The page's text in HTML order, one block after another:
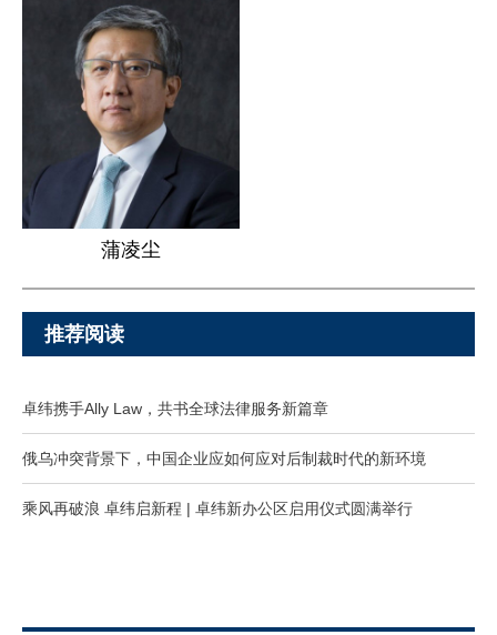
蒲凌尘
推荐阅读
卓纬携手Ally Law，共书全球法律服务新篇章
俄乌冲突背景下，中国企业应如何应对后制裁时代的新环境
乘风再破浪 卓纬启新程 | 卓纬新办公区启用仪式圆满举行